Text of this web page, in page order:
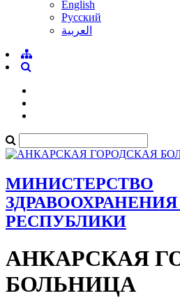
English
Pусский
العربية
МИНИСТЕРСТВО
РЕСПУБЛИКИ
АНКАРСКАЯ
БОЛЬНИЦА